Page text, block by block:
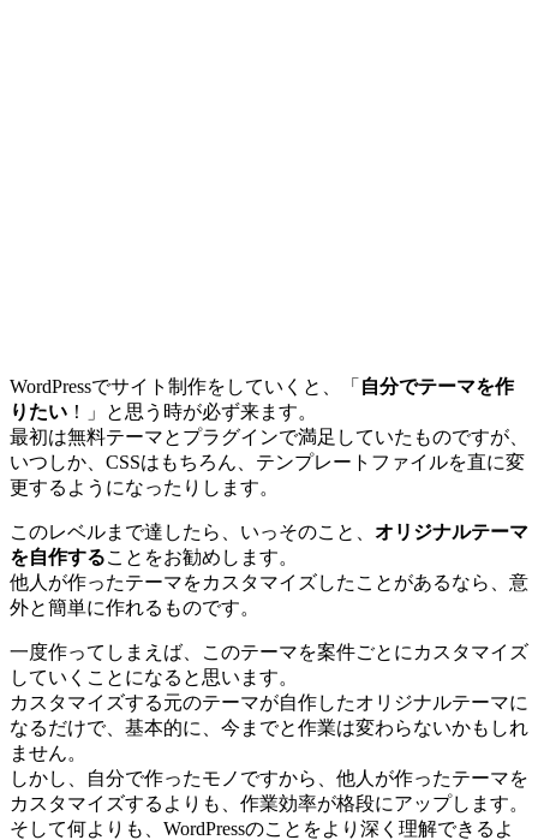
WordPressでサイト制作をしていくと、「 自分でテーマを作
りたい ！」と思う時が必ず来ます。
最初は無料テーマとプラグインで満足していたものですが、
いつしか、CSSはもちろん、テンプレートファイルを直に変
更するようになったりします。
このレベルまで達したら、いっそのこと、 オリジナルテーマ
を自作することをお勧めします。
他人が作ったテーマをカスタマイズしたことがあるなら、意
外と簡単に作れるものです。
一度作ってしまえば、このテーマを案件ごとにカスタマイズ
していくことになると思います。
カスタマイズする元のテーマが自作したオリジナルテーマに
なるだけで、基本的に、今までと作業は変わらないかもしれ
ません。
しかし、自分で作ったモノですから、他人が作ったテーマを
カスタマイズするよりも、作業効率が格段にアップします。
そして何よりも、WordPressのことをより深く理解できるよ